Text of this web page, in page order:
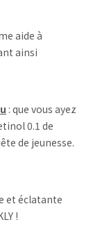
aide à
ainsi
: que vous ayez
0.1 de
de jeunesse.
et éclatante
!